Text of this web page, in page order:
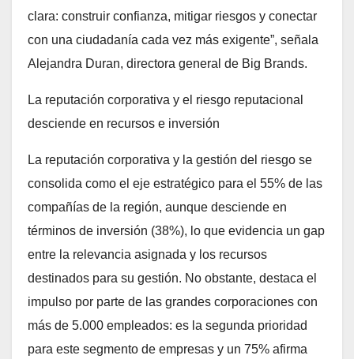
clara: construir confianza, mitigar riesgos y conectar
con una ciudadanía cada vez más exigente”, señala
Alejandra Duran, directora general de Big Brands.
La reputación corporativa y el riesgo reputacional
desciende en recursos e inversión
La reputación corporativa y la gestión del riesgo se
consolida como el eje estratégico para el 55% de las
compañías de la región, aunque desciende en
términos de inversión (38%), lo que evidencia un gap
entre la relevancia asignada y los recursos
destinados para su gestión. No obstante, destaca el
impulso por parte de las grandes corporaciones con
más de 5.000 empleados: es la segunda prioridad
para este segmento de empresas y un 75% afirma